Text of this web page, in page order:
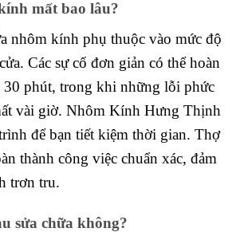
mất bao lâu?
nhôm kính phụ thuộc vào mức độ
Các sự cố đơn giản có thể hoàn
30 phút, trong khi những lỗi phức
vài giờ. Nhôm Kính Hưng Thịnh
để bạn tiết kiệm thời gian. Thợ
thành công việc chuẩn xác, đảm
trơn tru.
sửa chữa không?